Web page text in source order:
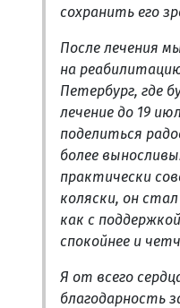
сохранить его
После лечения
на
Петербург, где
лечение до 19
поделиться
более
практически
коляски, он
как с
спокойнее и
Я от всего
благодарность